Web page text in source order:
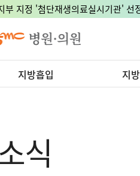
지정 '첨단재생의료실시기관' 선
지방흡입 지
식